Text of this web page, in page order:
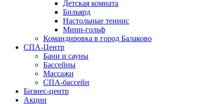
Детская комната
Бильярд
Настольные теннис
Мини-гольф
Командировка в город Балаково
СПА-Центр
Бани и сауны
Бассейны
Массажи
СПА-бассейн
Бизнес-центр
Акции